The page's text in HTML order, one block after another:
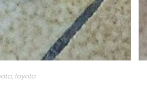
,toyota